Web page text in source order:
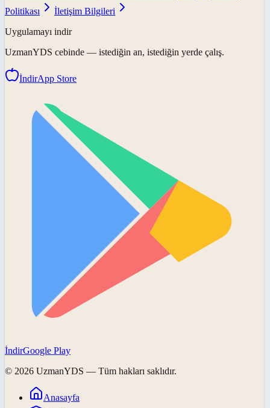
Politikası
İletişim Bilgileri
Uygulamayı indir
UzmanYDS cebinde — istediğin an, istediğin yerde çalış.
İndirApp Store
İndirGoogle Play
© 2026 UzmanYDS — Tüm hakları saklıdır.
Anasayfa